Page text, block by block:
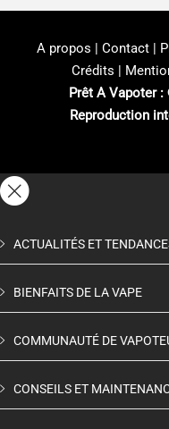
A propos | Contact |
Crédits |
Prêt A Vapoter
Reproduction
ACTUALITÉS ET
BIENFAITS DE LA VAPE
COMMUNAUTÉ DE
CONSEILS ET